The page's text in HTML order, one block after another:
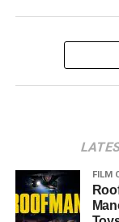
FILM
Roofman: la vera storia di Jeffrey